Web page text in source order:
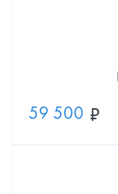
59 500